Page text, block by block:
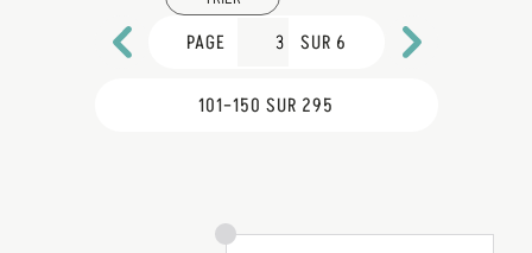
PAGE
SUR 6
101–150 SUR 295